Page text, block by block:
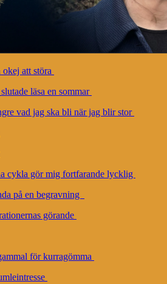
att störa
läsa en sommar
vad jag ska bli när jag blir stor
cykla gör mig fortfarande lycklig
på en begravning
görande
för kurragömma